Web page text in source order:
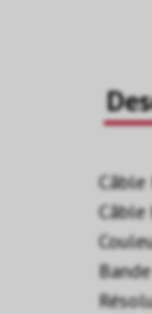
Câble